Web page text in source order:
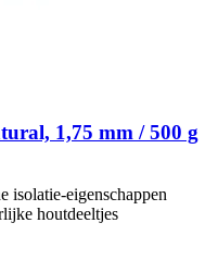
1,75 mm / 500 g
isolatie-eigenschappen
houtdeeltjes